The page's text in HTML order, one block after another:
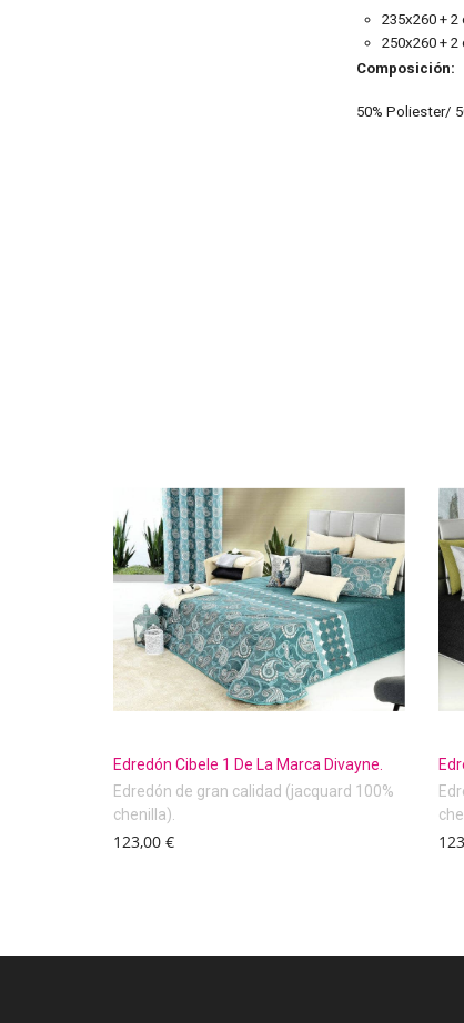
235x260 +
250x260 +
Composición:
50% Poliester/
Edredón Cibele 1 De La Marca Divayne.
Edredón de gran calidad (jacquard 100%
chenilla).
123,00 €